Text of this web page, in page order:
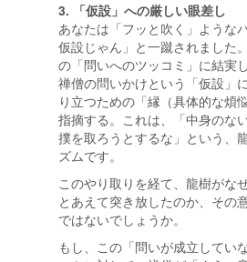
3. 「仮設」への厳しい眼差し
あなたは「フッと吹く」ような
仮設じゃん」と一蹴されました
の「問いへのツッコミ」に結実
禅僧の問いかけという「仮設」
り立つための「縁（具体的な煩
指摘する。これは、「中身のな
撲を取ろうとするな」という、
ズムです。
このやり取りを経て、龍樹がな
とあえて突き放したのか、その
ではないでしょうか。
もし、この「問いが成立してい